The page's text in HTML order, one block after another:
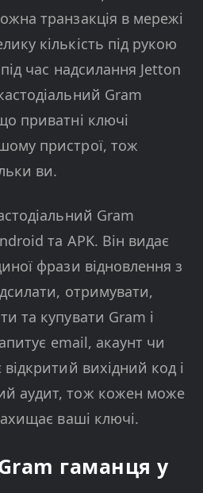
транзакція в мережі
кількість під рукою
час надсилання Jetton
Gram
приватні ключі
пристрої, тож
ви.
Gram
та APK. Він видає
фрази відновлення з
отримувати,
та купувати Gram і
email, акаунт чи
вихідний код і
аудит, тож кожен може
ваші ключі.
гаманця у